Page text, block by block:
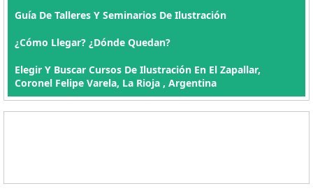
Guía De Talleres Y Seminarios De Ilustración
¿Cómo Llegar? ¿Dónde Quedan?
Elegir Y Buscar Cursos De Ilustración En El Zapallar,
Coronel Felipe Varela, La Rioja , Argentina